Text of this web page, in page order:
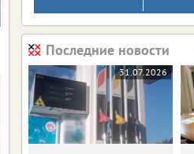
Последние новости
31.07.2026